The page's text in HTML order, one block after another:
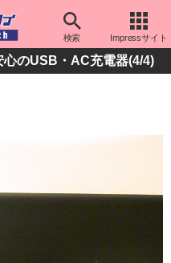
検索 Impressサイト
心のUSB・AC充電器(4/4)